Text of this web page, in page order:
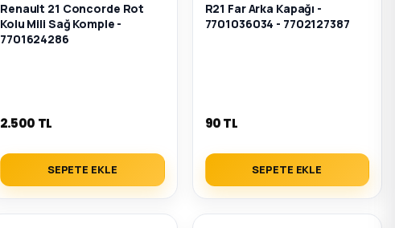
Renault 21 Concorde Rot
Kolu Mili Sağ Komple -
7701624286
2.500 TL
SEPETE EKLE
R21 Far Arka Kapağı -
7701036034 - 7702127387
90 TL
SEPETE EKLE